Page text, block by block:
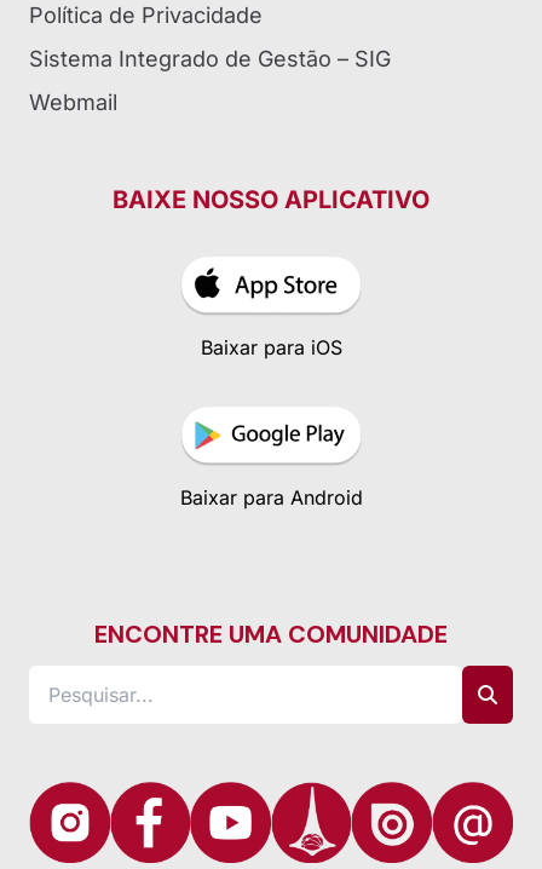
Política de Privacidade
Sistema Integrado de Gestão – SIG
Webmail
BAIXE NOSSO APLICATIVO
Baixar para iOS
Baixar para Android
ENCONTRE UMA COMUNIDADE